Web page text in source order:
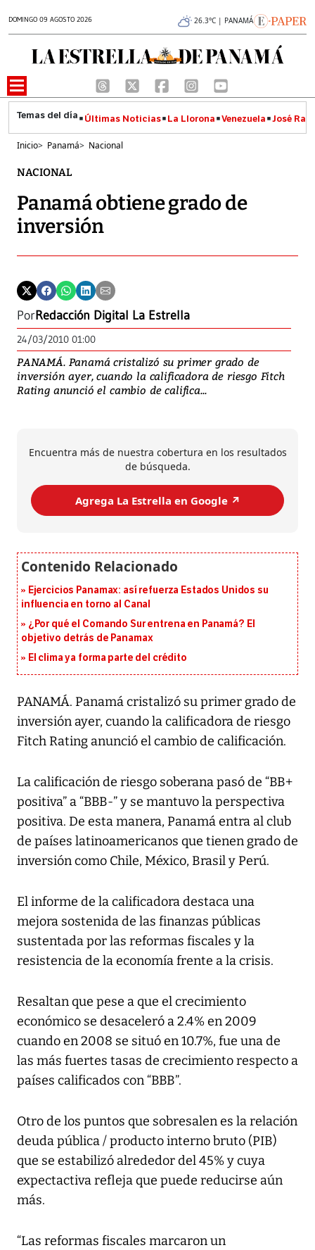
DOMINGO 09 AGOSTO 2026 26.3°C | PANAMÁ
Últimas Noticias La Llorona Venezuela José
Inicio> Panamá> Nacional
NACIONAL
Panamá obtiene grado de
inversión
PorRedacción Digital La Estrella
24/03/2010 01:00
PANAMÁ. Panamá cristalizó su primer grado de
inversión ayer, cuando la calificadora de riesgo Fitch
Rating anunció el cambio de califica...
Encuentra más de nuestra cobertura en los resultados
de búsqueda.
Agrega La Estrella en Google ↗️
Ejercicios Panamax: así refuerza Estados Unidos su
influencia en torno al Canal
¿Por qué el Comando Sur entrena en Panamá? El
objetivo detrás de Panamax
El clima ya forma parte del crédito
PANAMÁ. Panamá cristalizó su primer grado de
inversión ayer, cuando la calificadora de riesgo
Fitch Rating anunció el cambio de calificación.
La calificación de riesgo soberana pasó de “BB+
positiva” a “BBB-” y se mantuvo la perspectiva
positiva. De esta manera, Panamá entra al club
de países latinoamericanos que tienen grado de
inversión como Chile, México, Brasil y Perú.
El informe de la calificadora destaca una
mejora sostenida de las finanzas públicas
sustentada por las reformas fiscales y la
resistencia de la economía frente a la crisis.
Resaltan que pese a que el crecimiento
económico se desaceleró a 2.4% en 2009
cuando en 2008 se situó en 10.7%, fue una de
las más fuertes tasas de crecimiento respecto a
países calificados con “BBB”.
Otro de los puntos que sobresalen es la relación
deuda pública / producto interno bruto (PIB)
que se estabilizó alrededor del 45% y cuya
expectactiva refleja que puede reducirse aún
más.
“Las reformas fiscales marcaron un